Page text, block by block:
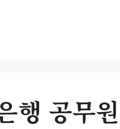
행 공무